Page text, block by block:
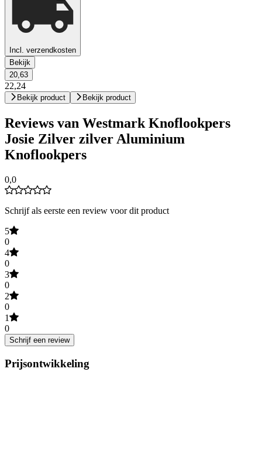
Incl. verzendkosten
Bekijk
20,63
22,24
Bekijk product Bekijk product
Reviews van Westmark Knoflookpers
Josie Zilver zilver Aluminium
Knoflookpers
0,0
Schrijf als eerste een review voor dit product
5
0
4
0
3
0
2
0
1
0
Schrijf een review
Prijsontwikkeling